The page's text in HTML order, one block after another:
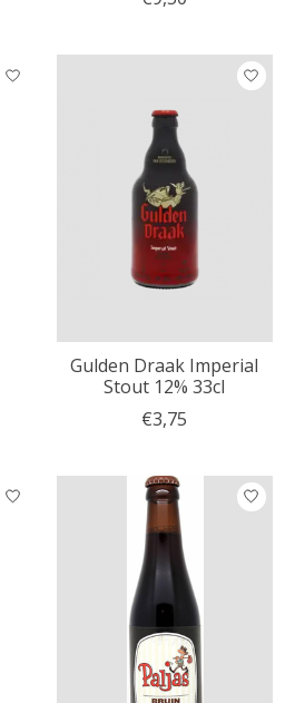
Gulden Draak Imperial
Stout 12% 33cl
€3,75